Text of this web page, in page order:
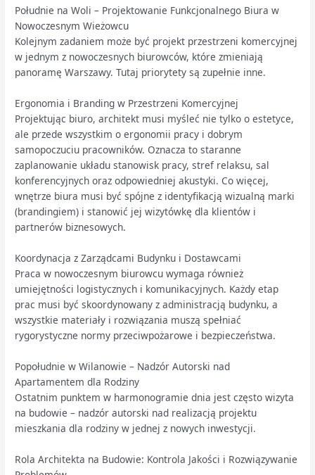
Południe na Woli – Projektowanie Funkcjonalnego Biura w
Nowoczesnym Wieżowcu
Kolejnym zadaniem może być projekt przestrzeni komercyjnej
w jednym z nowoczesnych biurowców, które zmieniają
panoramę Warszawy. Tutaj priorytety są zupełnie inne.
Ergonomia i Branding w Przestrzeni Komercyjnej
Projektując biuro, architekt musi myśleć nie tylko o estetyce,
ale przede wszystkim o ergonomii pracy i dobrym
samopoczuciu pracowników. Oznacza to staranne
zaplanowanie układu stanowisk pracy, stref relaksu, sal
konferencyjnych oraz odpowiedniej akustyki. Co więcej,
wnętrze biura musi być spójne z identyfikacją wizualną marki
(brandingiem) i stanowić jej wizytówkę dla klientów i
partnerów biznesowych.
Koordynacja z Zarządcami Budynku i Dostawcami
Praca w nowoczesnym biurowcu wymaga również
umiejętności logistycznych i komunikacyjnych. Każdy etap
prac musi być skoordynowany z administracją budynku, a
wszystkie materiały i rozwiązania muszą spełniać
rygorystyczne normy przeciwpożarowe i bezpieczeństwa.
Popołudnie w Wilanowie – Nadzór Autorski nad
Apartamentem dla Rodziny
Ostatnim punktem w harmonogramie dnia jest często wizyta
na budowie – nadzór autorski nad realizacją projektu
mieszkania dla rodziny w jednej z nowych inwestycji.
Rola Architekta na Budowie: Kontrola Jakości i Rozwiązywanie